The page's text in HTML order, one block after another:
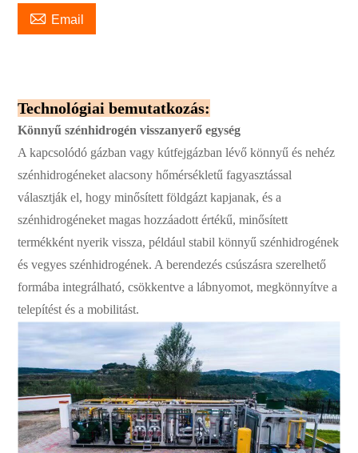
 Email
Technológiai bemutatkozás:
Könnyű szénhidrogén visszanyerő egység
A kapcsolódó gázban vagy kútfejgázban lévő könnyű és nehéz
szénhidrogéneket alacsony hőmérsékletű fagyasztással
választják el, hogy minősített földgázt kapjanak, és a
szénhidrogéneket magas hozzáadott értékű, minősített
termékként nyerik vissza, például stabil könnyű szénhidrogének
és vegyes szénhidrogének. A berendezés csúszásra szerelhető
formába integrálható, csökkentve a lábnyomot, megkönnyítve a
telepítést és a mobilitást.